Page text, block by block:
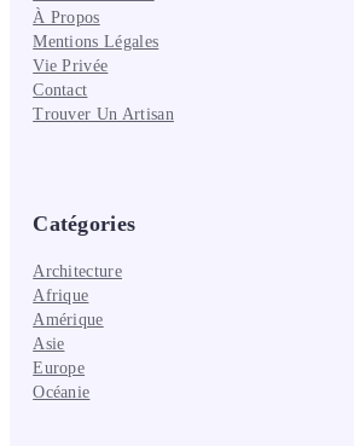
À Propos
Mentions Légales
Vie Privée
Contact
Trouver Un Artisan
Catégories
Architecture
Afrique
Amérique
Asie
Europe
Océanie